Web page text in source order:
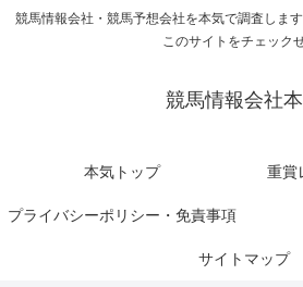
競馬情報会社・競馬予想会社を本気で調査しま
このサイトをチェック
競馬情報会社
本気トップ 重賞
プライバシーポリシー・免責事項
サイトマップ